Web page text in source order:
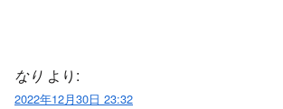
なり より:
2022年12月30日 23:32